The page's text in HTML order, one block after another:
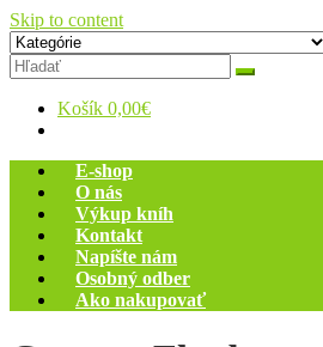
Skip to content
Zelený dom
Antikvariát
Košík 0,00€
E-shop
O nás
Výkup kníh
Kontakt
Napíšte nám
Osobný odber
Ako nakupovať